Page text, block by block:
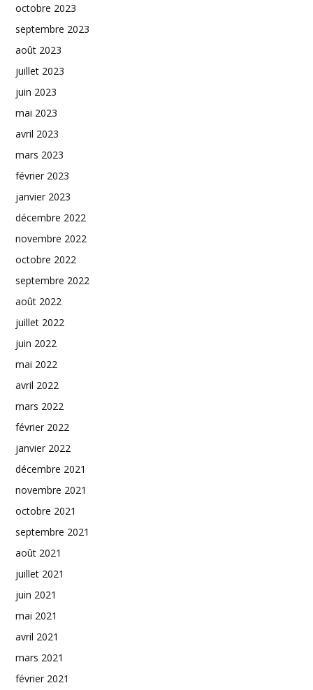
octobre 2023
septembre 2023
août 2023
juillet 2023
juin 2023
mai 2023
avril 2023
mars 2023
février 2023
janvier 2023
décembre 2022
novembre 2022
octobre 2022
septembre 2022
août 2022
juillet 2022
juin 2022
mai 2022
avril 2022
mars 2022
février 2022
janvier 2022
décembre 2021
novembre 2021
octobre 2021
septembre 2021
août 2021
juillet 2021
juin 2021
mai 2021
avril 2021
mars 2021
février 2021